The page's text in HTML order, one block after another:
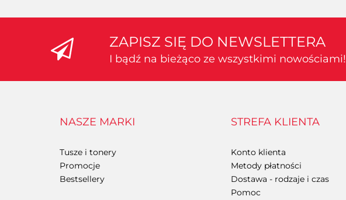
ZAPISZ SIĘ DO NEWSLETTERA
I bądź na bieżąco ze wszystkimi nowościami!
NASZE MARKI
Tusze i tonery
Promocje
Bestsellery
STREFA KLIENTA
Konto klienta
Metody płatności
Dostawa - rodzaje i czas
Pomoc